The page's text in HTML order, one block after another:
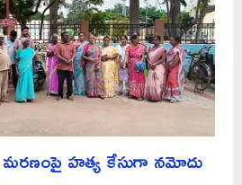
హత్య కేసుగా నమోదు